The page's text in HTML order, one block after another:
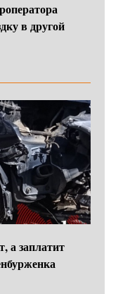
в другой
а заплатит